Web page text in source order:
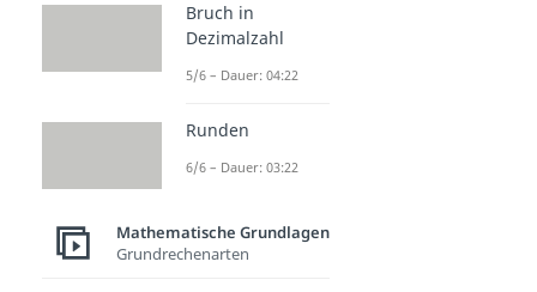
Bruch in
Dezimalzahl
5/6 – Dauer: 04:22
Runden
6/6 – Dauer: 03:22
Mathematische Grundlagen
Grundrechenarten